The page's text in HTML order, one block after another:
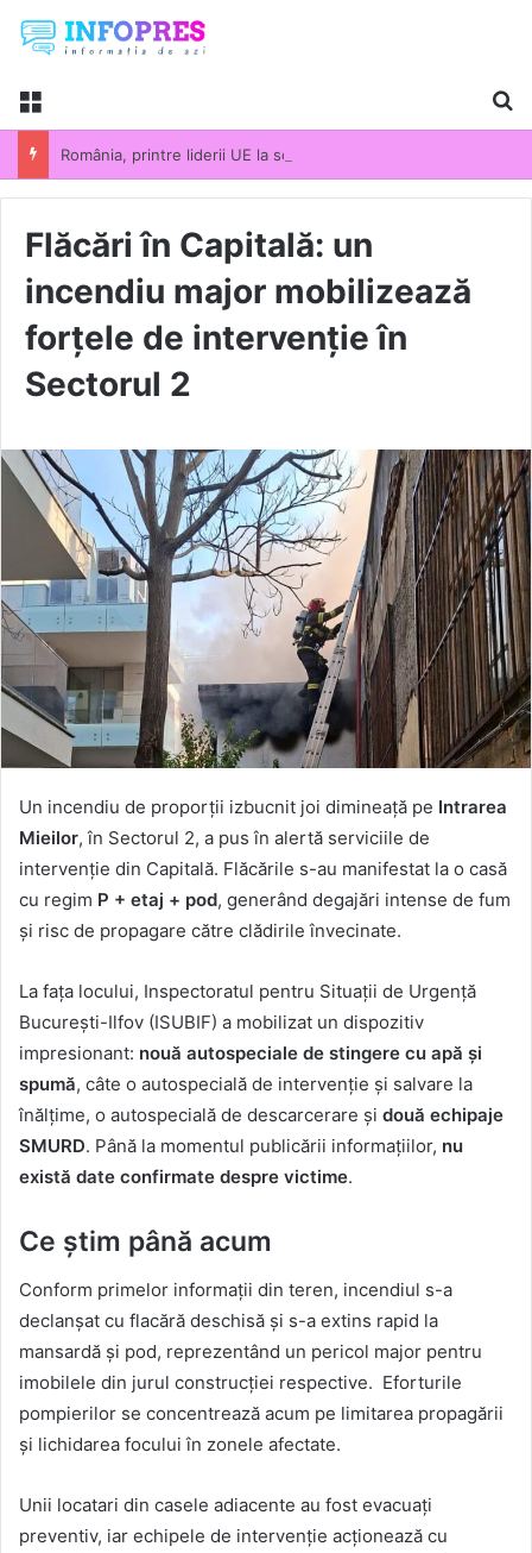
Menu
Flăcări în Capitală: un
incendiu major mobilizează
forțele de intervenție în
Sectorul 2
Un incendiu de proporții izbucnit joi dimineață pe Intrarea
Mieilor, în Sectorul 2, a pus în alertă serviciile de
intervenție din Capitală. Flăcările s-au manifestat la o casă
cu regim P + etaj + pod, generând degajări intense de fum
și risc de propagare către clădirile învecinate.
La fața locului, Inspectoratul pentru Situații de Urgență
București-Ilfov (ISUBIF) a mobilizat un dispozitiv
impresionant: nouă autospeciale de stingere cu apă și
spumă, câte o autospecială de intervenție și salvare la
înălțime, o autospecială de descarcerare și două echipaje
SMURD. Până la momentul publicării informațiilor, nu
există date confirmate despre victime.
Ce știm până acum
Conform primelor informații din teren, incendiul s-a
declanșat cu flacără deschisă și s-a extins rapid la
mansardă și pod, reprezentând un pericol major pentru
imobilele din jurul construcției respective. Eforturile
pompierilor se concentrează acum pe limitarea propagării
și lichidarea focului în zonele afectate.
Unii locatari din casele adiacente au fost evacuați
preventiv, iar echipele de intervenție acționează cu